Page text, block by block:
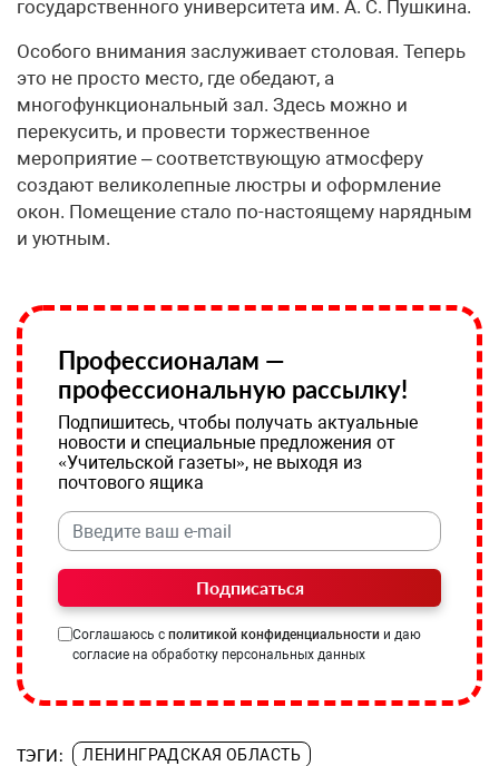
государственного университета им. А. С. Пушкина.
Особого внимания заслуживает столовая. Теперь
это не просто место, где обедают, а
многофункциональный зал. Здесь можно и
перекусить, и провести торжественное
мероприятие – соответствующую атмосферу
создают великолепные люстры и оформление
окон. Помещение стало по-настоящему нарядным
и уютным.
Профессионалам —
профессиональную рассылку!
Подпишитесь, чтобы получать актуальные
новости и специальные предложения от
«Учительской газеты», не выходя из
почтового ящика
Подписаться
Соглашаюсь с политикой конфиденциальности и даю
согласие на обработку персональных данных
ТЭГИ: ЛЕНИНГРАДСКАЯ ОБЛАСТЬ